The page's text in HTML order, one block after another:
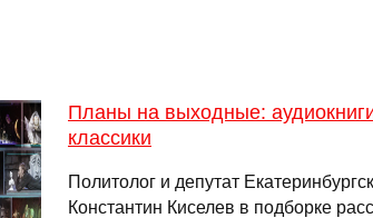
Планы на выходные:
классики
Политолог и депутат
Константин Киселев в подборке